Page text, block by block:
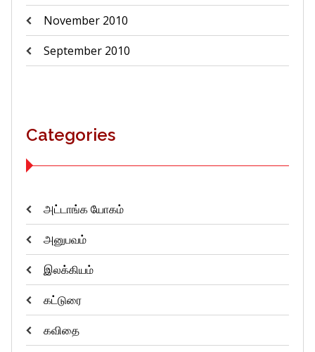
November 2010
September 2010
Categories
அட்டாங்க யோகம்
அனுபவம்
இலக்கியம்
கட்டுரை
கவிதை